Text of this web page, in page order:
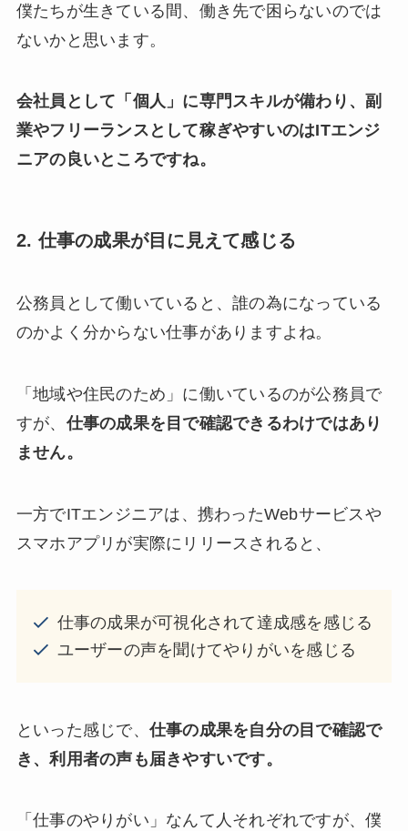
僕たちが生きている間、働き先で困らないのでは
ないかと思います。
会社員として「個人」に専門スキルが備わり、副
業やフリーランスとして稼ぎやすいのはITエンジ
ニアの良いところですね。
2. 仕事の成果が目に見えて感じる
公務員として働いていると、誰の為になっている
のかよく分からない仕事がありますよね。
「地域や住民のため」に働いているのが公務員で
すが、 仕事の成果を目で確認できるわけではあり
ません。
一方でITエンジニアは、携わったWebサービスや
スマホアプリが実際にリリースされると、
仕事の成果が可視化されて達成感を感じる
ユーザーの声を聞けてやりがいを感じる
といった感じで、 仕事の成果を自分の目で確認で
き、利用者の声も届きやすいです。
「仕事のやりがい」なんて人それぞれですが、僕